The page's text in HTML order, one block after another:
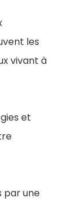
les
vivant à
et
par une